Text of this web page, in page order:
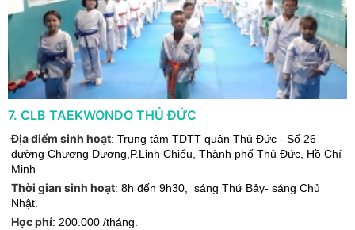
7. CLB TAEKWONDO THỦ ĐỨC
Địa điểm sinh hoạt: Trung tâm TDTT quận Thủ Đức - Số 26
đường Chương Dương,P.Linh Chiểu Thành phố Thủ Đức Hồ Chí
Minh
Thời gian sinh hoạt: 8h đến 9h30, sáng Thứ Bảy- sáng Chủ
Nhật.
Học phí: 200.000 /tháng.